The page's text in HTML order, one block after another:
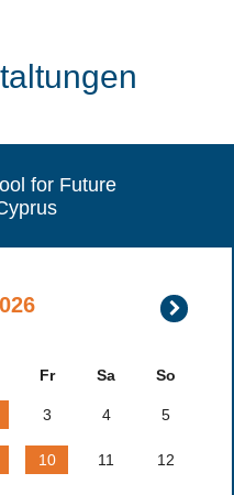
for Future
August
2026
Fr Sa So
3 4 5
10 11 12